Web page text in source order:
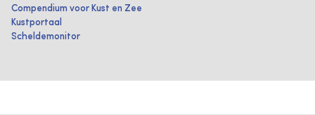
Compendium voor Kust en Zee
Kustportaal
Scheldemonitor